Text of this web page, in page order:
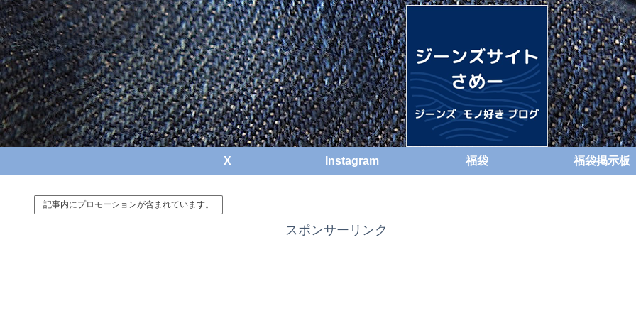
X Instagram 福袋 福袋掲示板
記事内にプロモーションが含まれています。
スポンサーリンク